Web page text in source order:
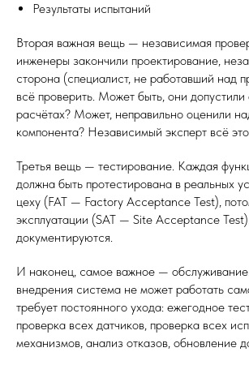
Результаты испытаний
Вторая важная вещь — независимая
инженеры закончили проектирование,
сторона (специалист, не работавший над
всё проверить. Может быть, они
расчётах? Может, неправильно оценили
компонента? Независимый эксперт всё
Третья вещь — тестирование. Каждая
должна быть протестирована в реальных
цеху (FAT — Factory Acceptance Test),
эксплуатации (SAT — Site Acceptance
документируются.
И наконец, самое важное —
внедрения система не может работать
требует постоянного ухода: ежегодное
проверка всех датчиков, проверка всех
механизмов, анализ отказов, обновление